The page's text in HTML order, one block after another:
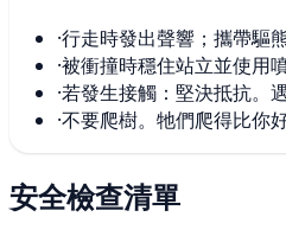
·行走時發出聲響；攜帶驅
·被衝撞時穩住站立並使用
·若發生接觸：堅決抵抗。
·不要爬樹。牠們爬得比你
安全檢查清單